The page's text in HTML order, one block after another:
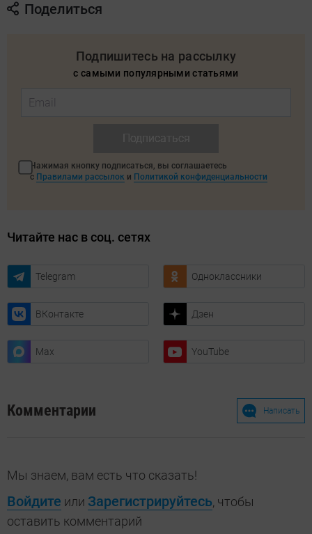
Поделиться
Подпишитесь на рассылку
с самыми популярными статьями
Нажимая кнопку подписаться, вы соглашаетесь
с Правилами рассылок и Политикой конфиденциальности
Читайте нас в соц. сетях
Telegram Одноклассники
ВКонтакте Дзен
Max YouTube
Комментарии Написать
Мы знаем, вам есть что сказать!
Войдите или Зарегистрируйтесь, чтобы
оставить комментарий